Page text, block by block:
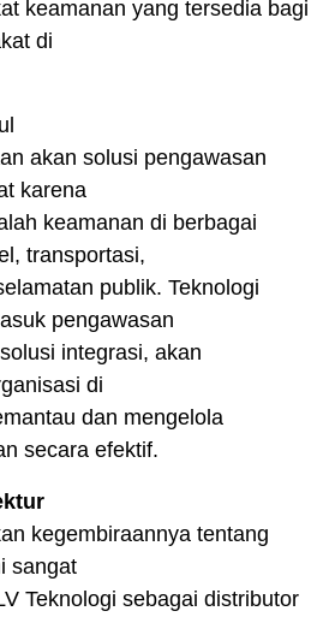
keamanan yang tersedia bagi
di
akan solusi pengawasan
karena
keamanan di berbagai
transportasi,
publik. Teknologi
pengawasan
integrasi, akan
di
dan mengelola
secara efektif.
kegembiraannya tentang
sangat
Teknologi sebagai distributor